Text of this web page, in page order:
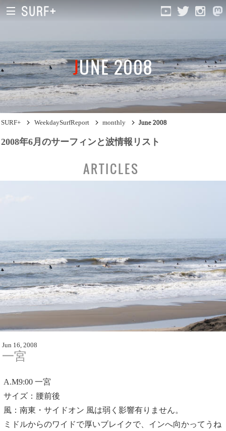
South Ibaraki
North Chiba
South Chiba
Video Logs
JUNE 2008
SURF+ WeekdaySurfReport monthly June 2008
2008年6月のサーフィンと波情報リスト
ARTICLES
Jun 16, 2008
一宮
A.M9:00一宮
サイズ：腰前後
風：南東・サイドオン 風は弱く影響有りません。
ミドルからのワイドで厚いブレイクで、インへ向かってうね